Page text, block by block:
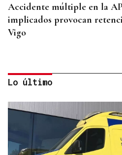
Accidente múltiple en la
implicados provocan
Vigo
Lo último